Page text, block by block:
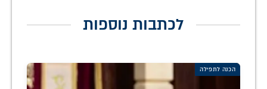
לכתבות נוספות
הכנה לתפילה